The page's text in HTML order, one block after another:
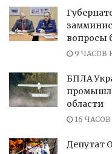
вопросы
9 ЧАСОВ
БПЛА
области
16 ЧАСОВ
Депутат